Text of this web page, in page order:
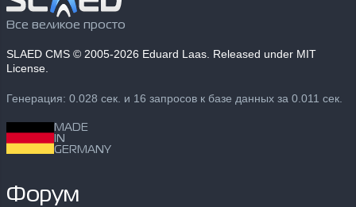
Все великое просто
SLAED CMS © 2005-2026 Eduard Laas. Released under MIT
License.
Генерация: 0.028 сек. и 16 запросов к базе данных за 0.011 сек.
MADE
IN
GERMANY
Форум